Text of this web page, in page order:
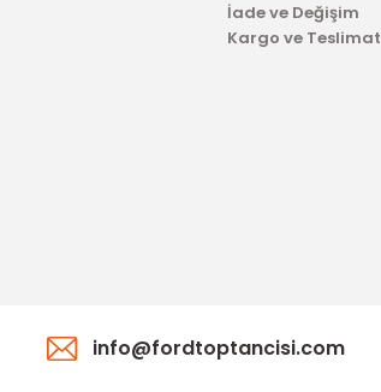
İade ve Değişim
Kargo ve Teslimat
info@fordtoptancisi.com